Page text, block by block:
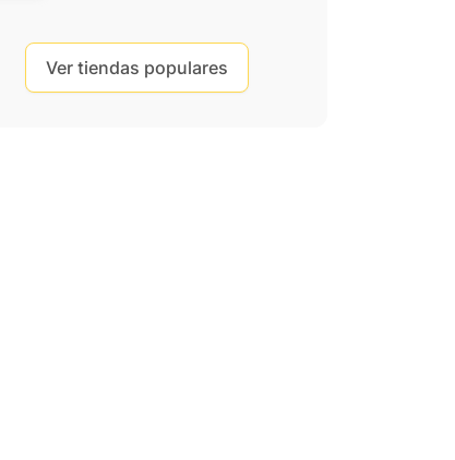
Ver tiendas populares